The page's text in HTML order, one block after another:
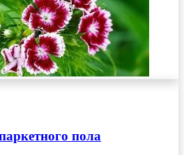
пола